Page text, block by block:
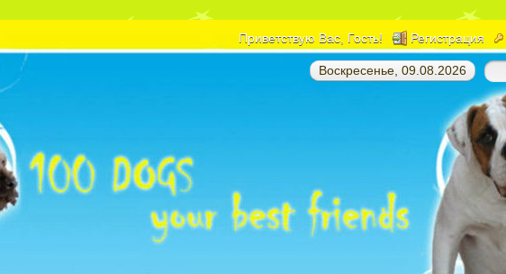
Приветствую Вас , Гость! Регистрация
Воскресенье, 09.08.2026